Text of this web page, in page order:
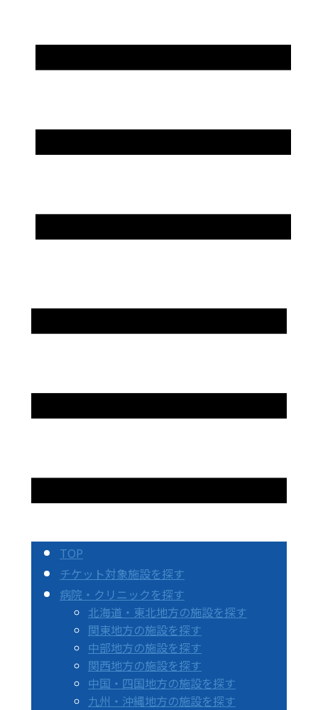
TOP
チケット対象施設を探す
病院・クリニックを探す
北海道・東北地方の施設を探す
関東地方の施設を探す
中部地方の施設を探す
関西地方の施設を探す
中国・四国地方の施設を探す
九州・沖縄地方の施設を探す